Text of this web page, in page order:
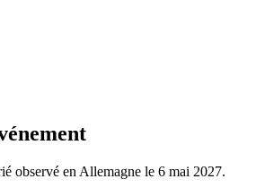
observé en Allemagne le 6 mai 2027.